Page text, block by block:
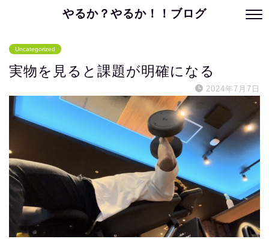
やるか？やるか！！ブログ
Uncategorized
実物を見ると課題が明確になる
2024年7月7日